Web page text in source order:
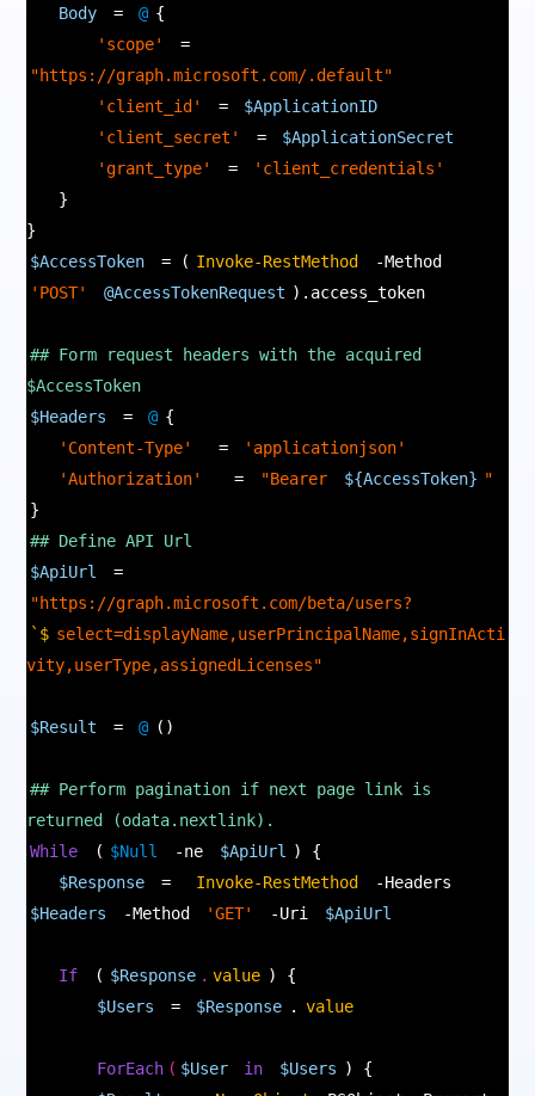
Body = @ {
'scope'
=
"https://graph.microsoft.com/.default"
'client_id'
=
$ApplicationID
'client_secret'
=
$ApplicationSecret
'grant_type'
=
'client_credentials'
}
}
$AccessToken
= ( Invoke-RestMethod
-Method
'POST'
@AccessTokenRequest ).access_token
## Form request headers with the acquired
$AccessToken
$Headers
= @ {
'Content-Type'
=
'applicationjson'
'Authorization'
= "Bearer ${AccessToken} "
}
## Define API Url
$ApiUrl
=
"https://graph.microsoft.com/beta/users?
`$ select=displayName,userPrincipalName,signInActi
vity,userType,assignedLicenses"
$Result = @ ()
## Perform pagination if next page link is
returned (odata.nextlink).
While
( $Null -ne $ApiUrl
) {
$Response
= Invoke-RestMethod
-Headers
$Headers
-Method 'GET' -Uri $ApiUrl
If ( $Response . value ) {
$Users
= $Response . value
ForEach ( $User in $Users ) {